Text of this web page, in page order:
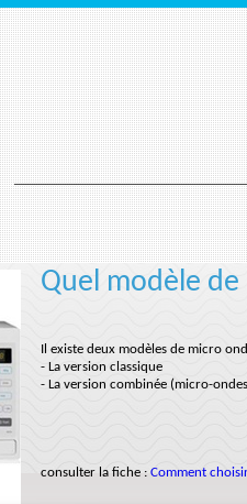
Quel modèle
Il existe deux modèles de micro
- La version classique
- La version combinée (micro-
consulter la fiche : Comment